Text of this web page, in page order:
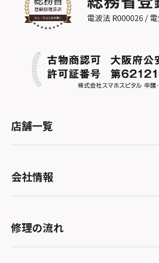
店舗一覧
北海道・東北
スマホスピタル大丸札幌
関東
スマホスピタル宇都宮
北陸・甲信越
会社情報
会社概要
修理の流れ